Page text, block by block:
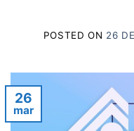
POSTED ON 26
26
mar